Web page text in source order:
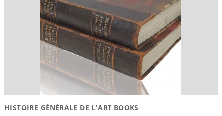
HISTOIRE GÉNÉRALE DE L'ART BOOKS